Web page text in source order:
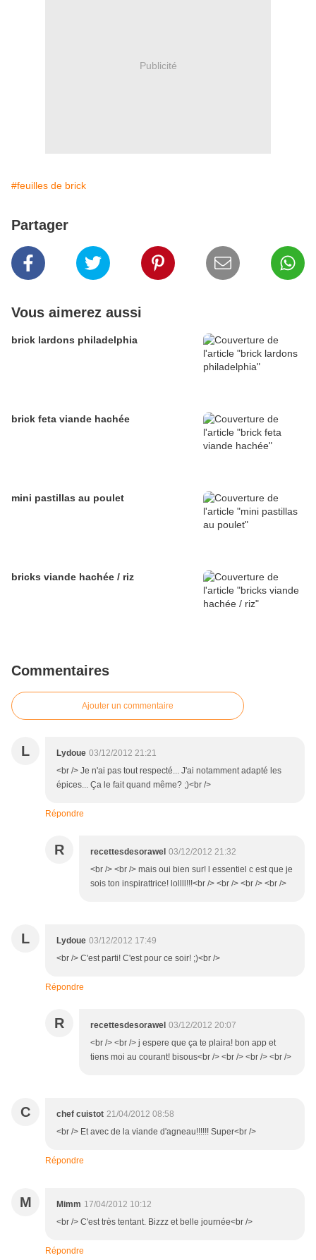
Publicité
#feuilles de brick
Partager
Vous aimerez aussi
brick lardons philadelphia
brick feta viande hachée
mini pastillas au poulet
bricks viande hachée / riz
Commentaires
Ajouter un commentaire
L Lydoue 03/12/2012 21:21
<br /> Je n'ai pas tout respecté... J'ai notamment adapté les
épices... Ça le fait quand même? ;)<br />
Répondre
R recettesdesorawel 03/12/2012 21:32
<br /> <br /> mais oui bien sur! l essentiel c est que je
sois ton inspirattrice! lollll!!!<br /> <br /> <br /> <br />
L Lydoue 03/12/2012 17:49
<br /> C'est parti! C'est pour ce soir! ;)<br />
Répondre
R recettesdesorawel 03/12/2012 20:07
<br /> <br /> j espere que ça te plaira! bon app et
tiens moi au courant! bisous<br /> <br /> <br /> <br />
C chef cuistot 21/04/2012 08:58
<br /> Et avec de la viande d'agneau!!!!!! Super<br />
Répondre
M Mimm 17/04/2012 10:12
<br /> C'est très tentant. Bizzz et belle journée<br />
Répondre